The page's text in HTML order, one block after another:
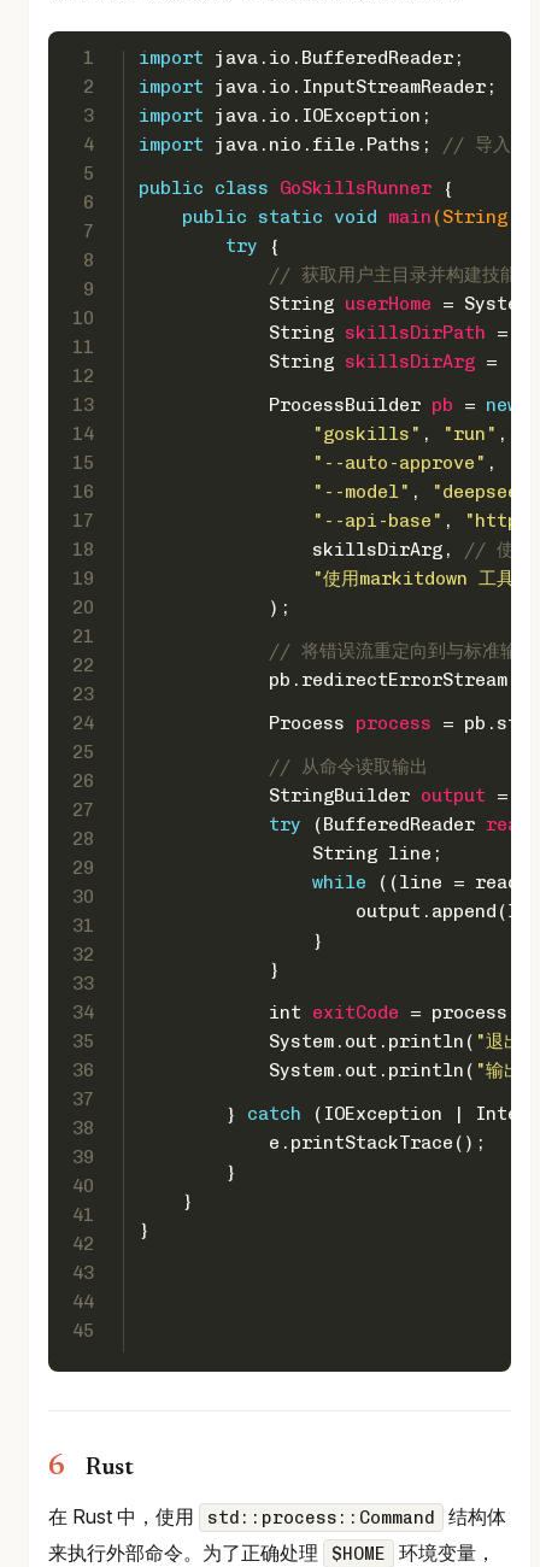
1
2
3
4
5
6
7
8
9
10
11
12
13
14
15
16
17
18
19
20
21
22
23
24
25
26
27
28
29
30
31
32
33
34
35
36
37
38
39
40
41
42
43
44
45
import java.io.BufferedReader;
import java.io.InputStreamReader;
import java.io.IOException;
import java.nio.file.Paths;
// 导入
public
class GoSkillsRunner {
public
static void main (String[]
try {
// 获取用户主目录并构建技能目
String userHome =
String skillsDirPath =
String skillsDirArg =
ProcessBuilder pb = new
"goskills" , "run" ,
"--auto-approve" ,
"--model" ,
"--api-base" ,
                skillsDirArg,
// 使用
"使用markitdown 工具
            );
// 将错误流重定向到与标准输出
            pb.redirectErrorStream(
Process
process =
// 从命令读取输出
StringBuilder output =
try (BufferedReader
                String line;
while ((line =
                }
            }
int
exitCode =
            System.out.println(
"退出
            System.out.println(
"输出
        }
catch (IOException |
            e.printStackTrace();
        }
    }
}
Rust
在 Rust 中，使用
std::process::Command
结构体
来执行外部命令。为了正确处理
$HOME
环境变量，